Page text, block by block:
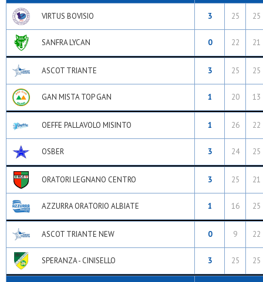
VIRTUS BOVISIO 3 25 25
SANFRA LYCAN 0 22 21
ASCOT TRIANTE 3 25 25
GAN MISTA TOP GAN 1 20 13
OEFFE PALLAVOLO MISINTO 1 26 22
OSBER 3 24 25
ORATORI LEGNANO CENTRO 3 25 21
AZZURRA ORATORIO ALBIATE 1 16 25
ASCOT TRIANTE NEW 0 9 22
SPERANZA - CINISELLO 3 25 25